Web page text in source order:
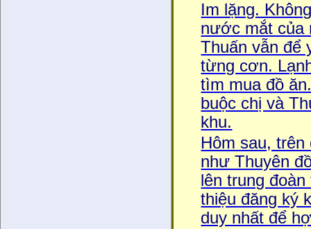
Im lặng.
nước mắt của
Thuấn vẫn để
từng cơn.
tìm mua đồ
buộc chị và
khu.
Hôm sau,
như Thuyên
lên trung
thiệu đăng ký
duy nhất để